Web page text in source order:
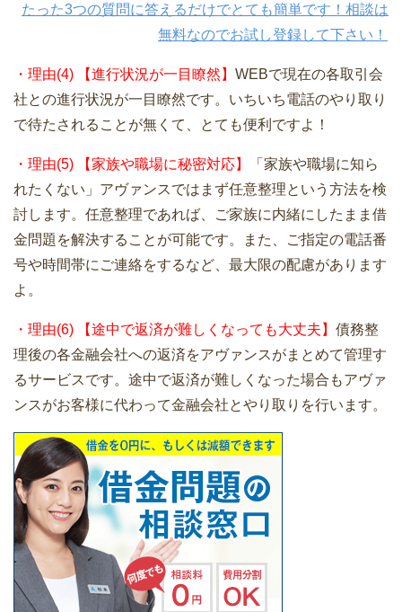
たった3つの質問に答えるだけでとても簡単です！相談は
無料なのでお試し登録して下さい！
・理由(4) 【進行状況が一目瞭然】 WEBで現在の各取引会
社との進行状況が一目瞭然です。いちいち電話のやり取り
で待たされることが無くて、とても便利ですよ！
・理由(5) 【家族や職場に秘密対応】
「家族や職場に知ら
れたくない」アヴァンスではまず任意整理という方法を検
討します。任意整理であれば、ご家族に内緒にしたまま借
金問題を解決することが可能です。また、ご指定の電話番
号や時間帯にご連絡をするなど、最大限の配慮があります
よ。
・理由(6) 【途中で返済が難しくなっても大丈夫】 債務整
理後の各金融会社への返済をアヴァンスがまとめて管理す
るサービスです。途中で返済が難しくなった場合もアヴァ
ンスがお客様に代わって金融会社とやり取りを行います。